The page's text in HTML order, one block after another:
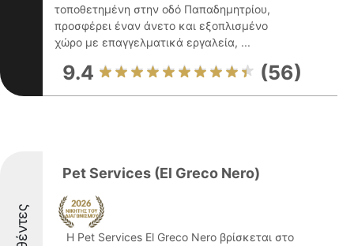
τοποθετημένη στην οδό Παπαδημητρίου,
προσφέρει έναν άνετο και εξοπλισμένο
χώρο με επαγγελματικά εργαλεία, ...
9.4 (56)
Pet Services (El Greco Nero)
Η Pet Services El Greco Nero βρίσκεται στο